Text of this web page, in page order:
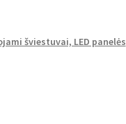
šviestuvai, LED panelės